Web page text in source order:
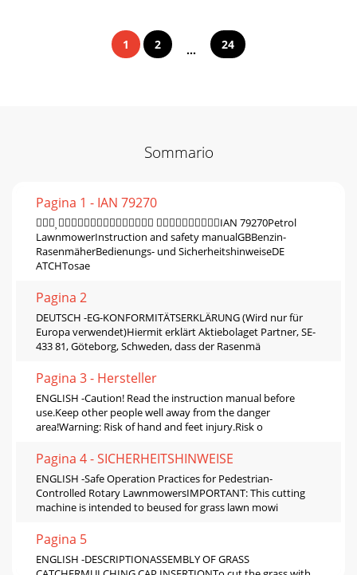
1 2 ... 24
Sommario
Pagina 1 - IAN 79270
 IAN 79270Petrol
LawnmowerInstruction and safety manualGBBenzin-
RasenmäherBedienungs- und SicherheitshinweiseDE
ATCHTosae
Pagina 2
DEUTSCH -EG-KONFORMITÄTSERKLÄRUNG (Wird nur für
Europa verwendet)Hiermit erklärt Aktiebolaget Partner, SE-
433 81, Göteborg, Schweden, dass der Rasenmä
Pagina 3 - Hersteller
ENGLISH -Caution! Read the instruction manual before
use.Keep other people well away from the danger
area!Warning: Risk of hand and feet injury.Risk o
Pagina 4 - SICHERHEITSHINWEISE
ENGLISH -Safe Operation Practices for Pedestrian-
Controlled Rotary LawnmowersIMPORTANT: This cutting
machine is intended to beused for grass lawn mowi
Pagina 5
ENGLISH -DESCRIPTIONASSEMBLY OF GRASS